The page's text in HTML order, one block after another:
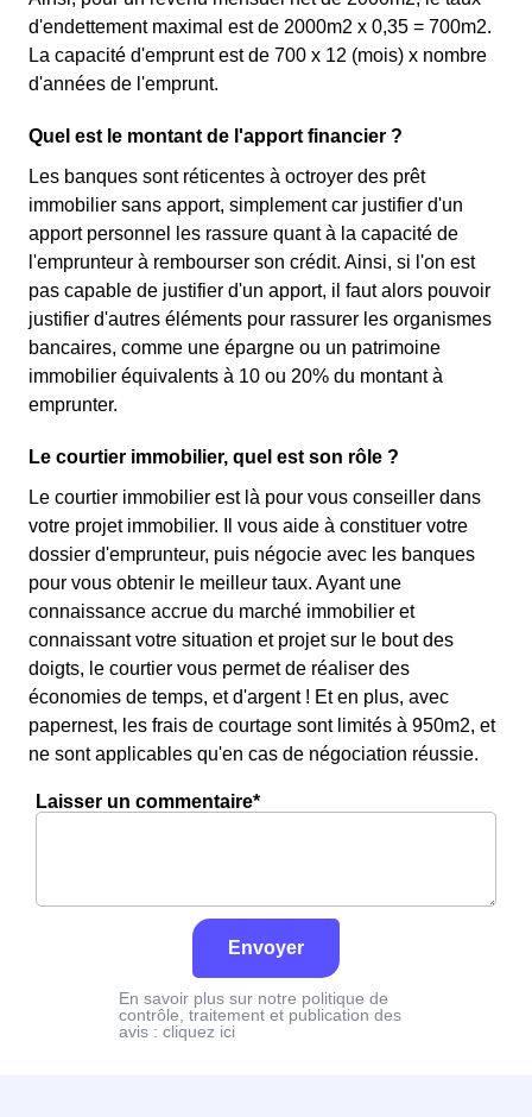
d'endettement maximal est de 2000m2 x 0,35 = 700m2.
La capacité d'emprunt est de 700 x 12 (mois) x nombre
d'années de l'emprunt.
Quel est le montant de l'apport financier ?
Les banques sont réticentes à octroyer des prêt
immobilier sans apport, simplement car justifier d'un
apport personnel les rassure quant à la capacité de
l'emprunteur à rembourser son crédit. Ainsi, si l'on est
pas capable de justifier d'un apport, il faut alors pouvoir
justifier d'autres éléments pour rassurer les organismes
bancaires, comme une épargne ou un patrimoine
immobilier équivalents à 10 ou 20% du montant à
emprunter.
Le courtier immobilier, quel est son rôle ?
Le courtier immobilier est là pour vous conseiller dans
votre projet immobilier. Il vous aide à constituer votre
dossier d'emprunteur, puis négocie avec les banques
pour vous obtenir le meilleur taux. Ayant une
connaissance accrue du marché immobilier et
connaissant votre situation et projet sur le bout des
doigts, le courtier vous permet de réaliser des
économies de temps, et d'argent ! Et en plus, avec
papernest, les frais de courtage sont limités à 950m2, et
ne sont applicables qu'en cas de négociation réussie.
Laisser un commentaire*
Envoyer
En savoir plus sur notre politique de
contrôle, traitement et publication des
avis : cliquez ici